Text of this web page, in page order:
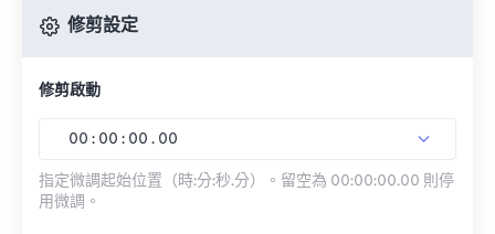
修剪設定
修剪啟動
00 : 00 : 00 . 00
指定微調起始位置（時:分:秒.分）。留空為 00:00:00.00 則停
用微調。